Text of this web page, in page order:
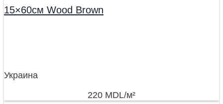
15×60см Wood Brown
Украина
220 MDL/м²